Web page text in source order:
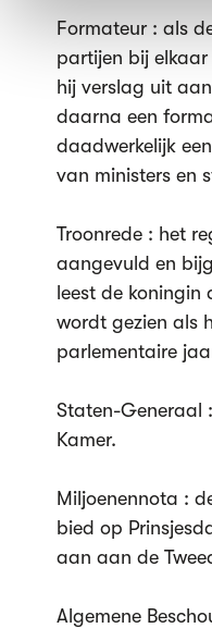
Formateur : als
partijen bij
hij verslag uit
daarna een
daadwerkelijk
van ministers en
Troonrede : het
aangevuld en
leest de koningin
wordt gezien als
parlementaire
Staten-Generaal
Kamer.
Miljoenennota :
bied op
aan aan de
Algemene